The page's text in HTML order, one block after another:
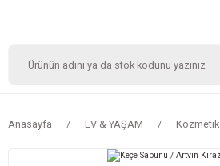
Anasayfa EV & YAŞAM Kozmetik